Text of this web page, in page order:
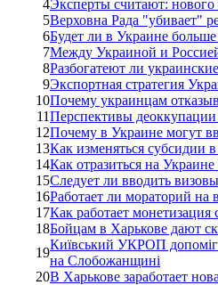
4Эксперты считают:
5Верховна Рада "убивает"
6Будет ли в Украине
7Между Украиной и
8Разбогатеют ли
9Экспортная стратегия
10Почему украинцам
11Перспективы
12Почему в Украине могут
13Как изменяться субсидии
14Как отразиться на
15Следует ли вводить
16Работает ли мораторий на
17Как работает
18Бойцам в Харькове дают
19
Київський УКРОП допоміг
на Слобожанщині
20В Харькове заработает